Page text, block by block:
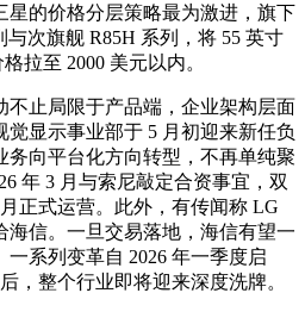
星的价格分层策略最为激进，旗下
次旗舰 R85H 系列，将 55 英寸
拉至 2000 美元以内。
不止局限于产品端，企业架构层面
显示事业部于 5 月初迎来新任负
务向平台化方向转型，不再单纯聚
年 3 月与索尼敲定合资事宜，双
正式运营。此外，有传闻称 LG
海信。一旦交易落地，海信有望一
系列变革自 2026 年一季度启
，整个行业即将迎来深度洗牌。